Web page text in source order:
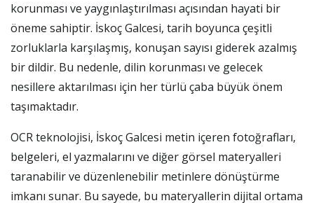
korunması ve yaygınlaştırılması açısından hayati bir
öneme sahiptir. İskoç Galcesi, tarih boyunca çeşitli
zorluklarla karşılaşmış, konuşan sayısı giderek azalmış
bir dildir. Bu nedenle, dilin korunması ve gelecek
nesillere aktarılması için her türlü çaba büyük önem
taşımaktadır.
OCR teknolojisi, İskoç Galcesi metin içeren fotoğrafları,
belgeleri, el yazmalarını ve diğer görsel materyalleri
taranabilir ve düzenlenebilir metinlere dönüştürme
imkanı sunar. Bu sayede, bu materyallerin dijital ortama